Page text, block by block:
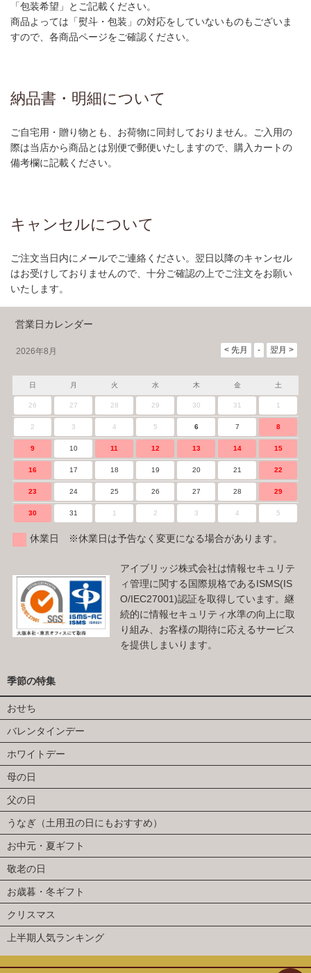
「包装希望」とご記載ください。
商品よっては「熨斗・包装」の対応をしていないものもございま
すので、各商品ページをご確認ください。
納品書・明細について
ご自宅用・贈り物とも、お荷物に同封しておりません。ご入用の
際は当店から商品とは別便で郵便いたしますので、購入カートの
備考欄に記載ください。
キャンセルについて
ご注文当日内にメールでご連絡ください。翌日以降のキャンセル
はお受けしておりませんので、十分ご確認の上でご注文をお願い
いたします。
営業日カレンダー
2026年8月
日 月 火 水 木 金 土
26 27 28 29 30 31 1
2 3 4 5 6 7 8
9 10 11 12 13 14 15
16 17 18 19 20 21 22
23 24 25 26 27 28 29
30 31 1 2 3 4 5
休業日 ※休業日は予告なく変更になる場合があります。
アイブリッジ株式会社は情報セキュリテ
ィ管理に関する国際規格であるISMS(IS
O/IEC27001)認証を取得しています。継
続的に情報セキュリティ水準の向上に取
り組み、お客様の期待に応えるサービス
を提供しまいります。
季節の特集
おせち
バレンタインデー
ホワイトデー
母の日
父の日
うなぎ（土用丑の日にもおすすめ）
お中元・夏ギフト
敬老の日
お歳暮・冬ギフト
クリスマス
上半期人気ランキング